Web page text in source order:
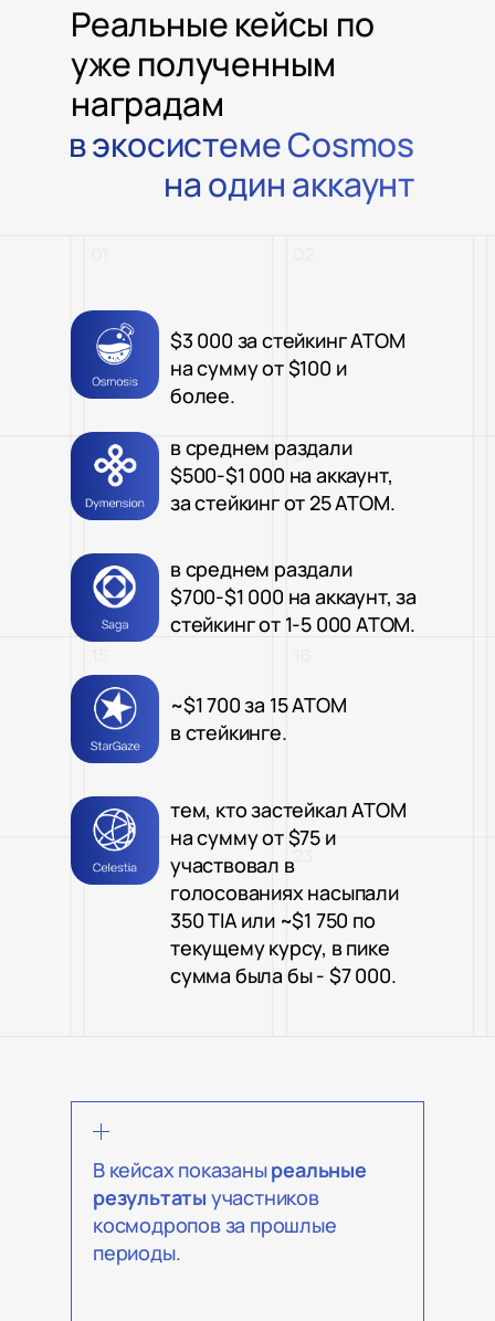
Реальные кейсы по
уже полученным
наградам
в экосистеме Cosmos
на один аккаунт
$3 000 за стейкинг ATOM
на сумму от $100 и
более.
в среднем раздали
$500-$1 000 на аккаунт,
за стейкинг от 25 ATOM.
~$1 700 за 15 ATOM
в стейкинге.
в среднем раздали
$700-$1 000 на аккаунт, за
стейкинг от 1-5 000 ATOM.
тем, кто застейкал ATOM
на сумму от $75 и
участвовал в
голосованиях насыпали
350 TIA или ~$1 750 по
текущему курсу, в пике
сумма была бы - $7 000.
В кейсах показаныреальные
результаты участников
космодропов за прошлые
периоды.